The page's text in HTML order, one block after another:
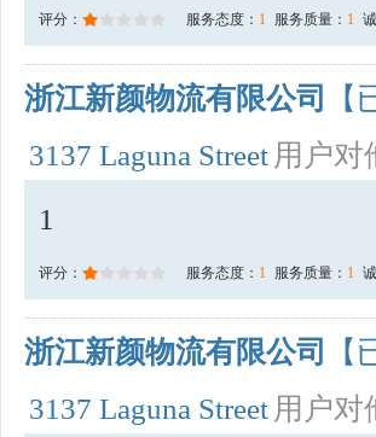
评分： 服务态度： 1 服务质量： 1
浙江新颜物流有限公司 【
3137 Laguna Street 用户对
1
评分： 服务态度： 1 服务质量： 1
浙江新颜物流有限公司 【
3137 Laguna Street 用户对